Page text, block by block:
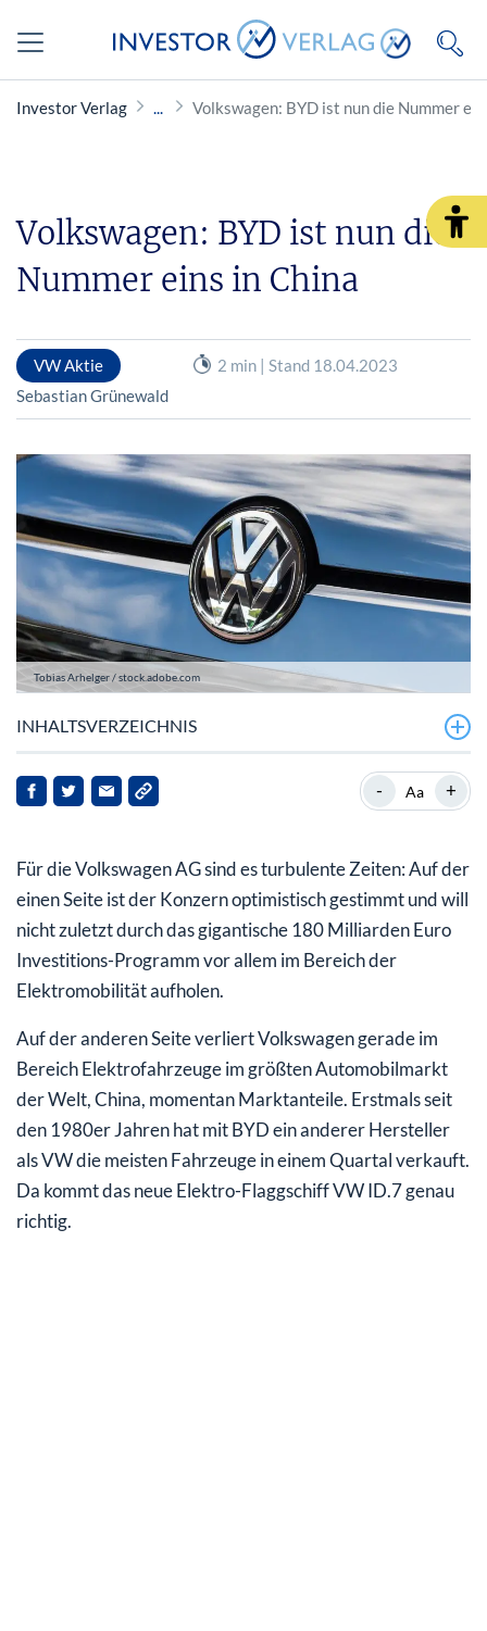
Investor Verlag Volkswagen: BYD ist nun die Nummer
Volkswagen: BYD ist nun die
Nummer eins in China
VW Aktie
2 min | Stand 18.04.2023
Sebastian Grünewald
Tobias Arhelger / stock.adobe.com
INHALTSVERZEICHNIS
VW ID.7 soll Anteile in China zurückgewinnen
- Aa +
Für die Volkswagen AG sind es turbulente Zeiten: Auf der
einen Seite ist der Konzern optimistisch gestimmt und will
nicht zuletzt durch das gigantische 180 Milliarden Euro
Investitions-Programm vor allem im Bereich der
Elektromobilität aufholen.
Auf der anderen Seite verliert Volkswagen gerade im
Bereich Elektrofahrzeuge im größten Automobilmarkt
der Welt, China, momentan Marktanteile. Erstmals seit
den 1980er Jahren hat mit BYD ein anderer Hersteller
als VW die meisten Fahrzeuge in einem Quartal verkauft.
Da kommt das neue Elektro-Flaggschiff VW ID.7 genau
richtig.